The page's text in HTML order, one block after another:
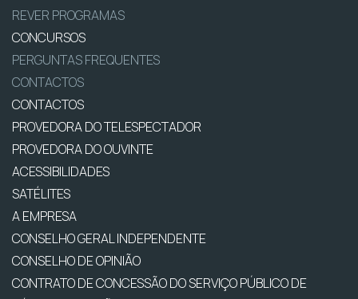
REVER PROGRAMAS
CONCURSOS
PERGUNTAS FREQUENTES
CONTACTOS
CONTACTOS
PROVEDORA DO TELESPECTADOR
PROVEDORA DO OUVINTE
ACESSIBILIDADES
SATÉLITES
A EMPRESA
CONSELHO GERAL INDEPENDENTE
CONSELHO DE OPINIÃO
CONTRATO DE CONCESSÃO DO SERVIÇO PÚBLICO DE